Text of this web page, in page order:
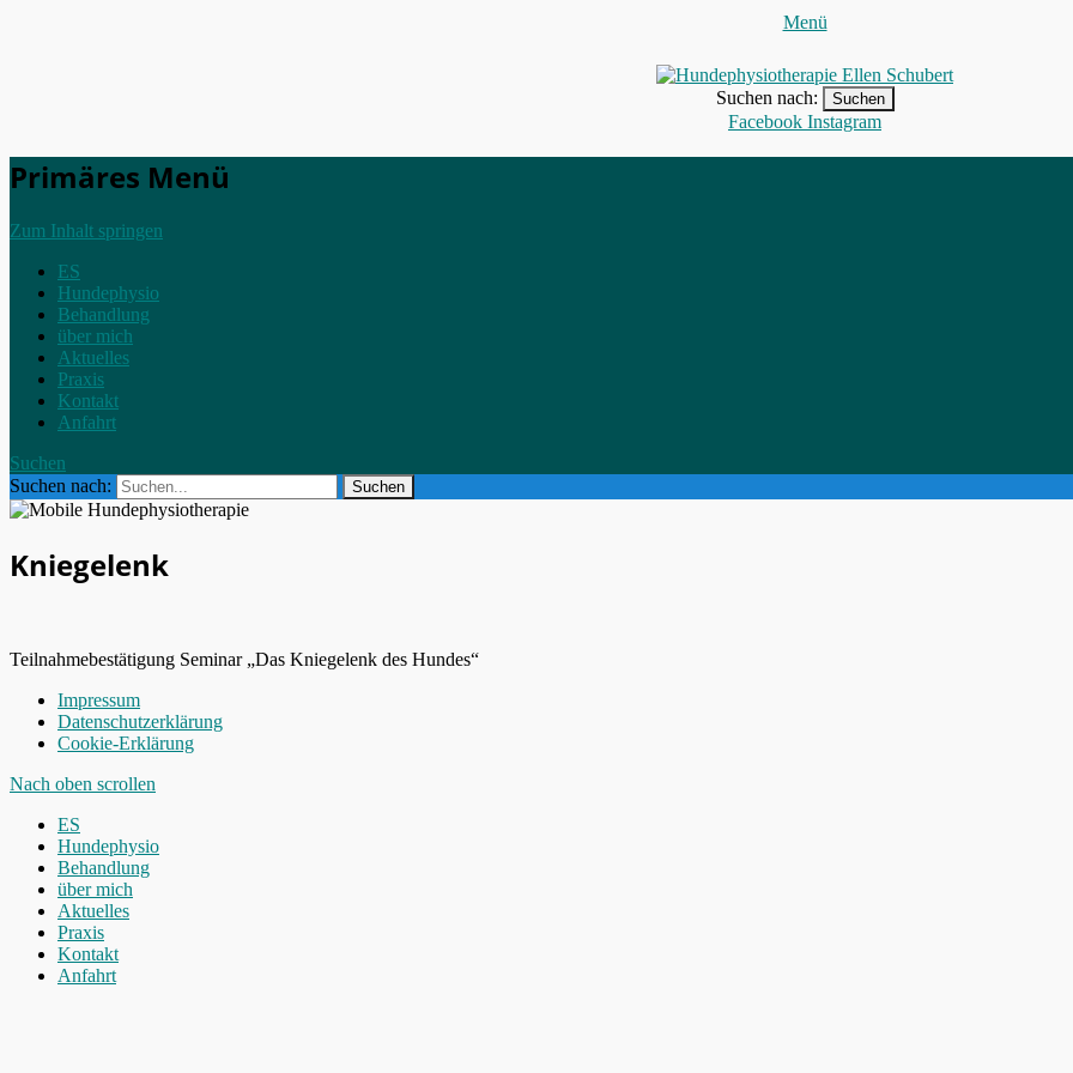
Menü
Hundephysiotherapie Ellen
Bewegung macht Spaß!
Suchen nach:
Facebook Instagram
Primäres Menü
Zum Inhalt springen
ES
Hundephysio
Behandlung
über mich
Aktuelles
Praxis
Kontakt
Anfahrt
Suchen
Suchen nach:
Kniegelenk
Teilnahmebestätigung Seminar „Das Kniegelenk des Hundes“
Impressum
Datenschutzerklärung
Cookie-Erklärung
Nach oben scrollen
ES
Hundephysio
Behandlung
über mich
Aktuelles
Praxis
Kontakt
Anfahrt